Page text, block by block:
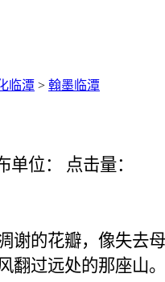
临潭 > 翰墨临潭
单位： 点击量：
谢的花瓣，像失去
翻过远处的那座山。